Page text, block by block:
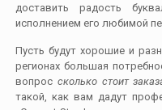
доставить радость
исполнением его любимой
Пусть будут хорошие и
регионах большая
вопрос сколько стоит
такой, как вам дадут